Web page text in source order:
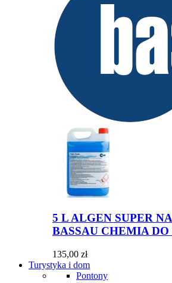
5 L ALGEN SUPER
BASSAU CHEMIA DO
135,00 zł
Turystyka i dom
Pontony